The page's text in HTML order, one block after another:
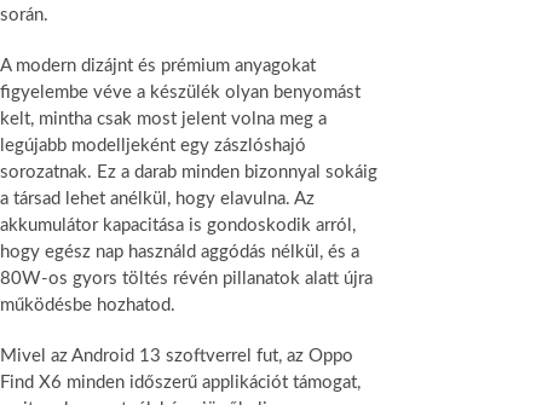
során.
A modern dizájnt és prémium anyagokat
figyelembe véve a készülék olyan benyomást
kelt, mintha csak most jelent volna meg a
legújabb modelljeként egy zászlóshajó
sorozatnak. Ez a darab minden bizonnyal sokáig
a társad lehet anélkül, hogy elavulna. Az
akkumulátor kapacitása is gondoskodik arról,
hogy egész nap használd aggódás nélkül, és a
80W-os gyors töltés révén pillanatok alatt újra
működésbe hozhatod.
Mivel az Android 13 szoftverrel fut, az Oppo
Find X6 minden időszerű applikációt támogat,